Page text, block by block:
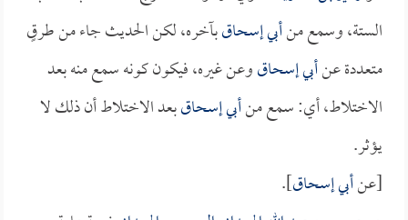
الستة، وسمع منأبي إسحاقبآخره، لكن الحديث جاء من طرقٍ
متعددة عنأبي إسحاقوعن غيره، فيكون كونه سمع منه بعد
الاختلاط، أي: سمع منأبي إسحاقبعد الاختلاط أن ذلك لا
يؤثر.
[عنأبي إسحاق].